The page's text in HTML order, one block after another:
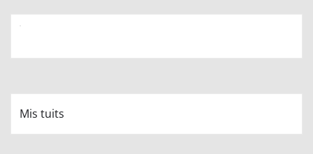
Mis tuits